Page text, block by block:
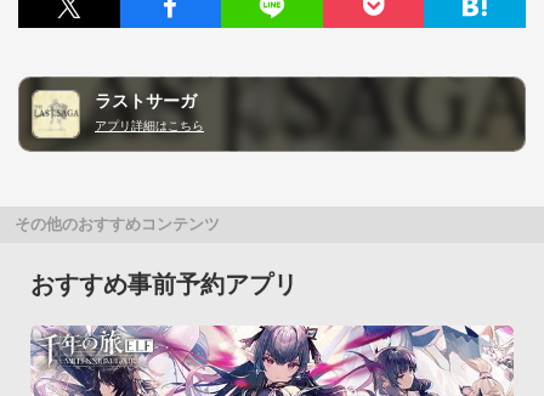
ラストサーガ
アプリ詳細はこちら
その他のおすすめコンテンツ
おすすめ事前予約アプリ